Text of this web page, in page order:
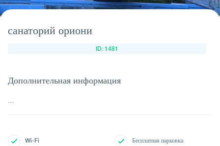
санаторий ориони
ID: 1481
Дополнительная информация
Wi-Fi Бесплатная парковка